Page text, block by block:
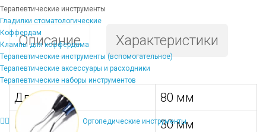
Терапевтические инструменты
Гладилки стоматологические
Коффердам
Клампы для коффердама
Терапевтические инструменты (вспомогательное)
Терапевтические аксессуары и расходники
Терапевтические наборы инструментов
Ортопедические инструменты
Описание Характеристики
Длина:
80 мм
Ширина:
30 мм